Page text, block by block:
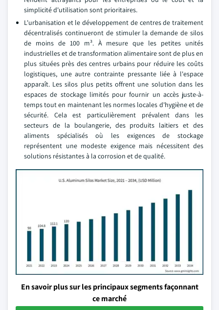
simplicité d'utilisation sont prioritaires.
L'urbanisation et le développement de centres de traitement
décentralisés continueront de stimuler la demande de silos
de moins de 100 m³. À mesure que les petites unités
industrielles et de transformation alimentaire sont de plus en
plus situées près des centres urbains pour réduire les coûts
logistiques, une autre contrainte pressante liée à l'espace
apparaît. Les silos plus petits offrent une solution dans les
espaces de stockage limités pour fournir un accès juste-à-
temps tout en maintenant les normes locales d'hygiène et de
sécurité. Cela est particulièrement prévalent dans les
secteurs de la boulangerie, des produits laitiers et des
aliments spécialisés où les exigences de stockage
représentent une modeste exigence mais nécessitent des
solutions résistantes à la corrosion et de qualité.
En savoir plus sur les principaux segments façonnant
ce marché